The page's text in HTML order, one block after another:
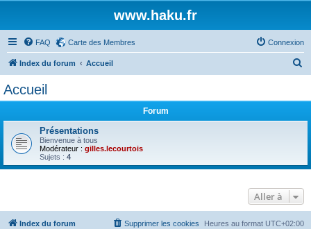
www.haku.fr
FAQ Carte des Membres Connexion
Index du forum Accueil
r
Accueil
Forum
Présentations
Bienvenue à tous
Modérateur : gilles.lecourtois
Sujets : 4
Aller à
Index du forum Heures au format UTC+02:00
Supprimer les cookies